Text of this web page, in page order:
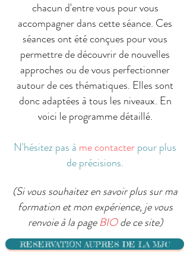
chacun d'entre vous pour vous
accompagner dans cette séance. Ces
séances ont été conçues pour vous
permettre de découvrir de nouvelles
approches ou de vous perfectionner
autour de ces thématiques. Elles sont
donc adaptées à tous les niveaux. En
voici le programme détaillé.
N'hésitez pas à me contacterpour plus
de précisions.
(Si vous souhaitez en savoir plus sur ma
formation et mon expérience, je vous
renvoie à la pageBIOde ce site)
RESERVATION AUPRES DE LA MJC